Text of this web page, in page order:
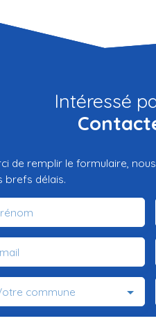
Intéressé
de remplir le formulaire,
brefs délais.
commune